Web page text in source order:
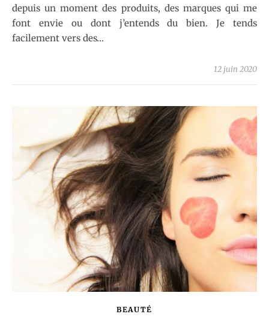
depuis un moment des produits, des marques qui me
font envie ou dont j’entends du bien. Je tends
facilement vers des…
12 juin 2020
BEAUTÉ